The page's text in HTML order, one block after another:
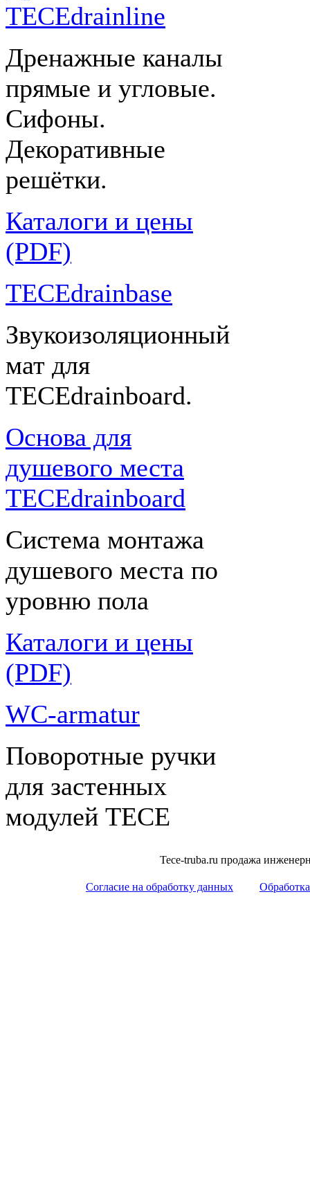
TECEdrainline
Дренажные каналы
прямые и угловые.
Сифоны.
Декоративные
решётки.
Каталоги и цены
(PDF)
TECEdrainbase
Звукоизоляционный
мат для
TECEdrainboard.
Основа для
душевого места
TECEdrainboard
Система монтажа
душевого места по
уровню пола
Каталоги и цены
(PDF)
WC-armatur
Поворотные ручки
для застенных
модулей ТЕСЕ
Tece-truba.ru продажа
Согласие на обработку данных